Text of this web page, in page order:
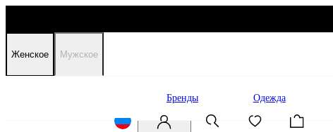
Женское Мужское
Бренды Одежда